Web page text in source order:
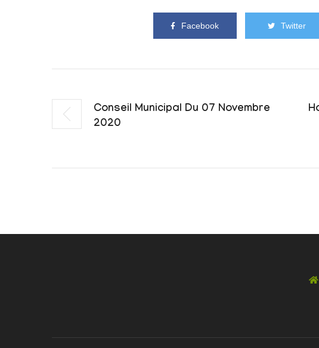
Facebook Twitter
Conseil Municipal Du 07 Novembre
2020